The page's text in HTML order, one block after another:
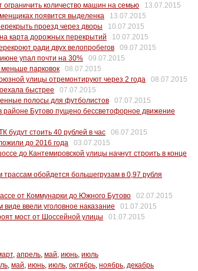
количество машин на семью
13.07.2015
появится выделенка
13.07.2015
проезд через дворы
10.07.2015
карта дорожных перекрытий
10.07.2015
ради двух велопробегов
09.07.2015
упал почти на 30%
09.07.2015
парковок
08.07.2015
улицы отремонтируют через 2 года
08.07.2015
быстрее
07.07.2015
полосы для футболистов
07.07.2015
районе Бутово пущено бессветофорное движение
будут стоить 40 рублей в час
06.07.2015
до 2016 года
03.07.2015
до Кантемировской улицы начнут строить в конце
обойдется большегрузам в 0,97 рубля
от Коммунарки до Южного Бутово
02.07.2015
ввели уголовное наказание
01.07.2015
мост от Шоссейной улицы
01.07.2015
, апрель, май, июнь, июль
, май, июнь, июль, октябрь, ноябрь, декабрь